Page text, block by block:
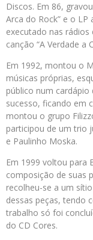
Discos. Em 86,
Arca do Rock” e o LP
executado nas rádios
canção “A Verdade a
Em 1992, montou o
músicas próprias,
público num
sucesso, ficando em
montou o grupo
participou de um trio
e Paulinho Moska.
Em 1999 voltou para
composição de suas
recolheu-se a um
dessas peças, tendo
trabalho só foi
do CD Cores.